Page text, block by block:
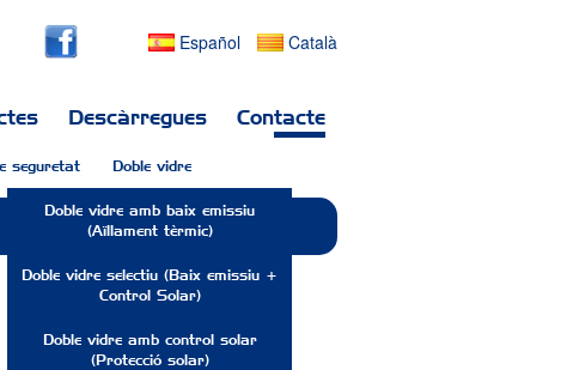
Español Català
seguretat Doble vidre
Doble vidre amb baix emissiu
(Aïllament tèrmic)
Doble vidre selectiu (Baix emissiu +
Control Solar)
Doble vidre amb control solar
(Protecció solar)
Descàrregues Contacte